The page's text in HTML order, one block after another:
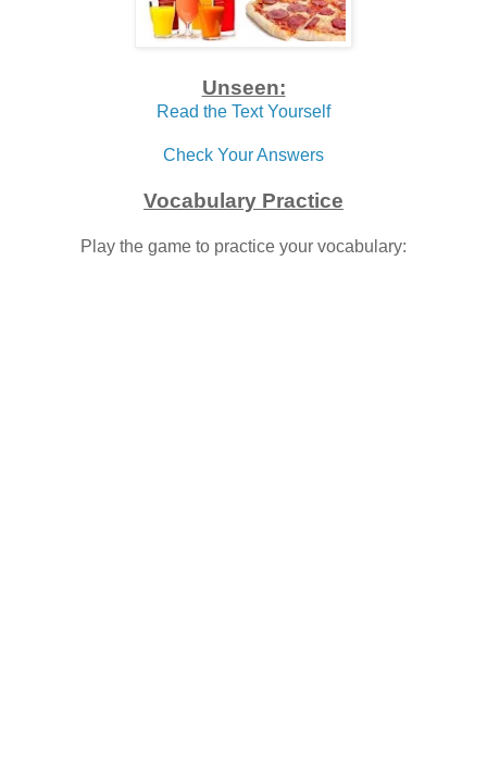
Unseen:
Read the Text Yourself
Check Your Answers
Vocabulary Practice
Play the game to practice your vocabulary: